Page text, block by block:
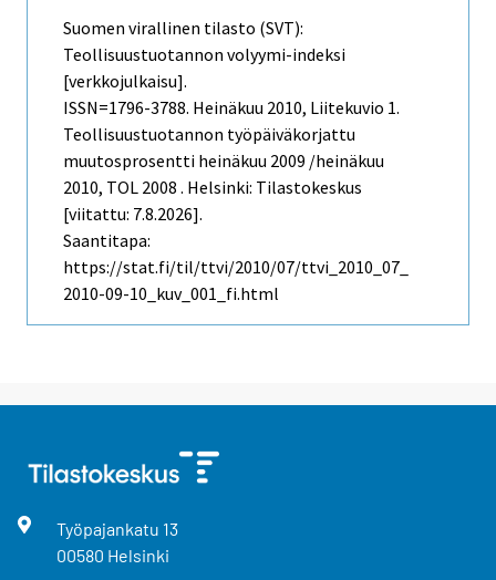
Suomen virallinen tilasto (SVT):
Teollisuustuotannon volyymi-indeksi
[verkkojulkaisu].
ISSN=1796-3788. Heinäkuu 2010, Liitekuvio 1.
Teollisuustuotannon työpäiväkorjattu
muutosprosentti heinäkuu 2009 /heinäkuu
2010, TOL 2008 . Helsinki: Tilastokeskus
[viitattu: 7.8.2026].
Saantitapa:
https://stat.fi/til/ttvi/2010/07/ttvi_2010_07_
2010-09-10_kuv_001_fi.html
Työpajankatu 13
00580 Helsinki